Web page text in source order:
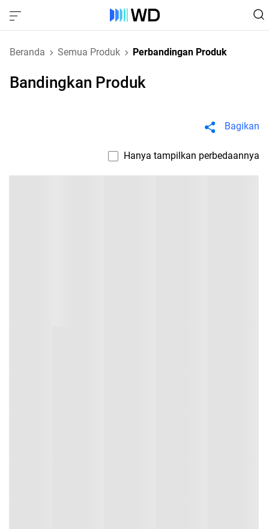
Beranda Semua Produk Perbandingan Produk
Bandingkan Produk
Bagikan
Hanya tampilkan perbedaannya